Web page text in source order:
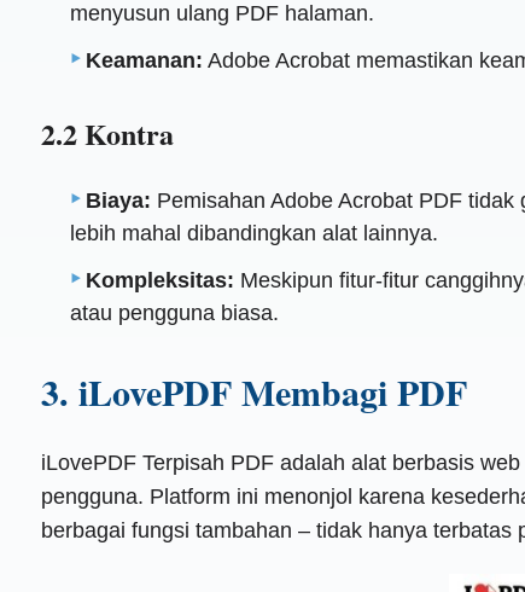
menyusun ulang PDF halaman.
Keamanan: Adobe Acrobat memastikan
2.2 Kontra
Biaya: Pemisahan Adobe Acrobat PDF
lebih mahal dibandingkan alat lainnya.
Kompleksitas: Meskipun fitur-fitur
atau pengguna biasa.
3. iLovePDF Membagi PDF
iLovePDF Terpisah PDF adalah alat berbasis
pengguna. Platform ini menonjol karena
berbagai fungsi tambahan – tidak hanya terbatas